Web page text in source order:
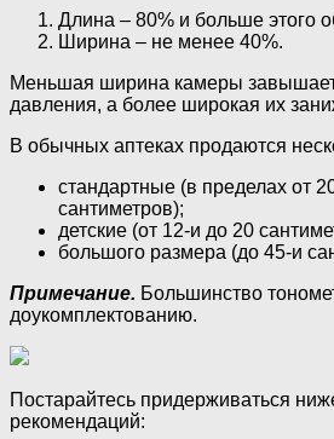
Длина – 80% и больше этого
Ширина – не менее 40%.
Меньшая ширина камеры завышает
давления, а более широкая их
В обычных аптеках продаются
стандартные (в пределах от
сантиметров);
детские (от 12-и до 20
большого размера (до 45-и
Примечание. Большинство
доукомплектованию.
Постарайтесь придерживаться
рекомендаций: